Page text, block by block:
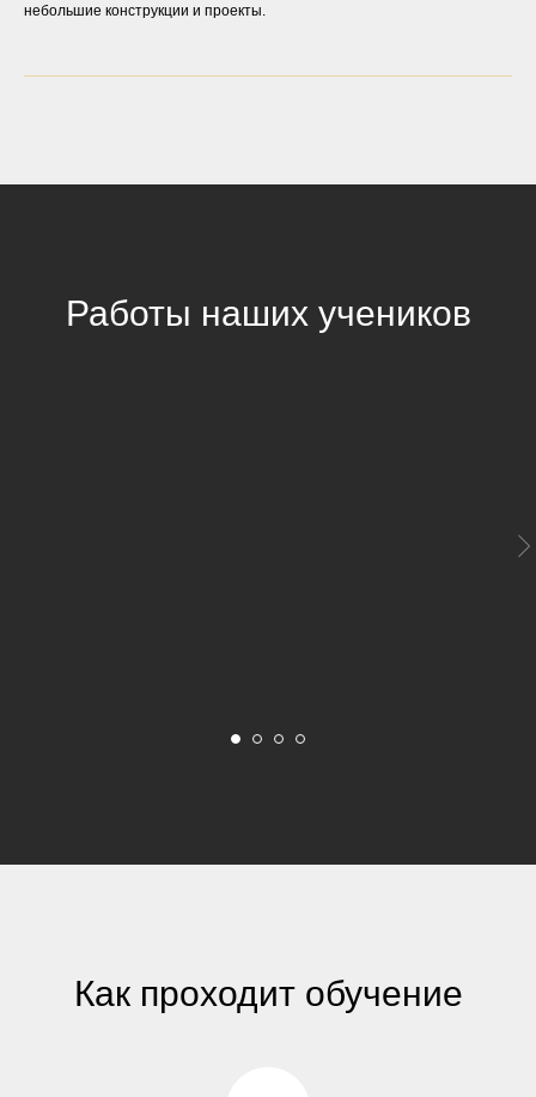
небольшие конструкции и проекты.
Работы наших учеников
Как проходит обучение